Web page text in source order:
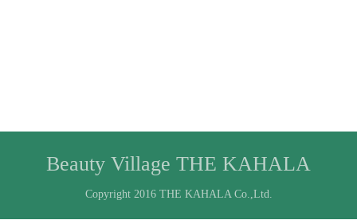
Beauty Village THE KAHALA
Copyright 2016 THE KAHALA Co.,Ltd.